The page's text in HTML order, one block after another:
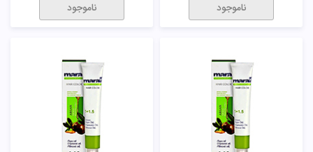
ناموجود
ناموجود